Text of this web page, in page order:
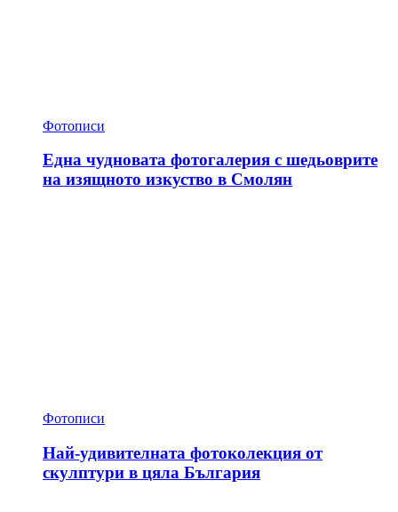
Фотописи
Една чудновата фотогалерия с шедьоврите
на изящното изкуство в Смолян
Фотописи
Най-удивителната фотоколекция от
скулптури в цяла България